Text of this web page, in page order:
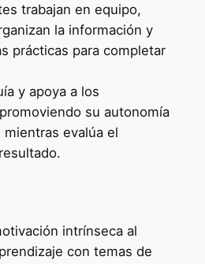
trabajan en equipo,
la información y
prácticas para completar
y apoya a los
su autonomía
evalúa el
intrínseca al
con temas de